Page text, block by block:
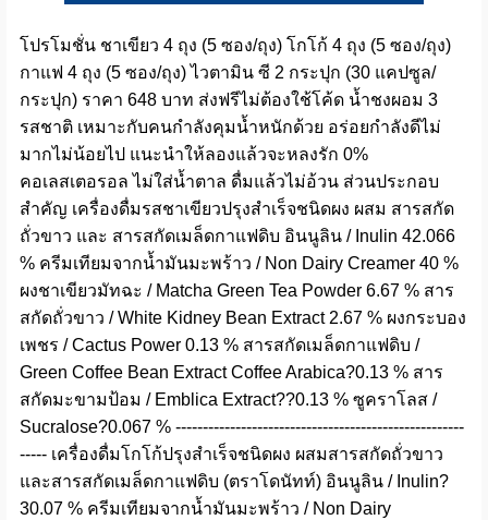
โปรโมชั่น ชาเขียว 4 ถุง (5 ซอง/ถุง) โกโก้ 4 ถุง (5 ซอง/ถุง)
กาแฟ 4 ถุง (5 ซอง/ถุง) ไวตามิน ซี 2 กระปุก (30 แคปซูล/
กระปุก) ราคา 648 บาท ส่งฟรีไม่ต้องใช้โค้ด น้ำชงผอม 3
รสชาติ เหมาะกับคนกำลังคุมน้ำหนักด้วย อร่อยกำลังดีไม่
มากไม่น้อยไป แนะนำให้ลองแล้วจะหลงรัก 0%
คอเลสเตอรอล ไม่ใส่น้ำตาล ดื่มแล้วไม่อ้วน ส่วนประกอบ
สำคัญ เครื่องดื่มรสชาเขียวปรุงสำเร็จชนิดผง ผสม สารสกัด
ถั่วขาว และ สารสกัดเมล็ดกาแฟดิบ อินนูลิน / Inulin 42.066
% ครีมเทียมจากน้ำมันมะพร้าว / Non Dairy Creamer 40 %
ผงชาเขียวมัทฉะ / Matcha Green Tea Powder 6.67 % สาร
สกัดถั่วขาว / White Kidney Bean Extract 2.67 % ผงกระบอง
เพชร / Cactus Power 0.13 % สารสกัดเมล็ดกาแฟดิบ /
Green Coffee Bean Extract Coffee Arabica?0.13 % สาร
สกัดมะขามป้อม / Emblica Extract??0.13 % ซูคราโลส /
Sucralose?0.067 % -----------------------------------------------------
----- เครื่องดื่มโกโก้ปรุงสำเร็จชนิดผง ผสมสารสกัดถั่วขาว
และสารสกัดเมล็ดกาแฟดิบ (ตราโดนัทท์) อินนูลิน / Inulin?
30.07 % ครีมเทียมจากน้ำมันมะพร้าว / Non Dairy